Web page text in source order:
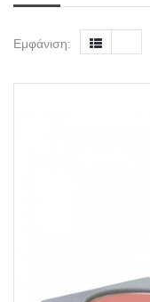
Εμφάνιση: